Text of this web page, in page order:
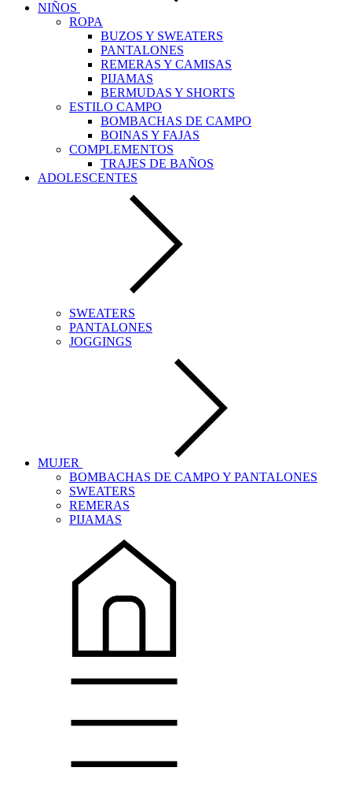
NIÑOS
ROPA
BUZOS Y SWEATERS
PANTALONES
REMERAS Y CAMISAS
PIJAMAS
BERMUDAS Y SHORTS
ESTILO CAMPO
BOMBACHAS DE CAMPO
BOINAS Y FAJAS
COMPLEMENTOS
TRAJES DE BAÑOS
ADOLESCENTES
SWEATERS
PANTALONES
JOGGINGS
MUJER
BOMBACHAS DE CAMPO Y PANTALONES
SWEATERS
REMERAS
PIJAMAS